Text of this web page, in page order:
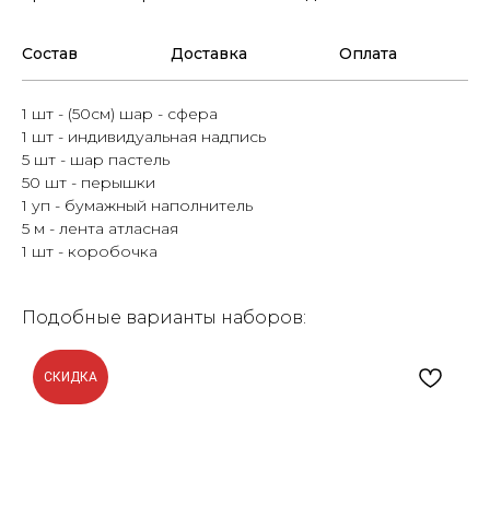
Состав Доставка Оплата
1 шт - (50см) шар - сфера
1 шт - индивидуальная надпись
5 шт - шар пастель
50 шт - перышки
1 уп - бумажный наполнитель
5 м - лента атласная
1 шт - коробочка
Подобные варианты наборов:
СКИДКА